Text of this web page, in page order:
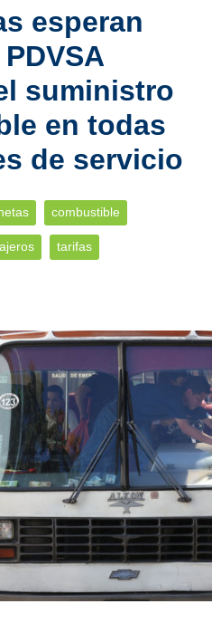
esperan
suministro
en todas
de servicio
combustible
tarifas